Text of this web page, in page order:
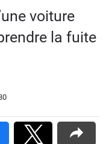
voiture
la fuite